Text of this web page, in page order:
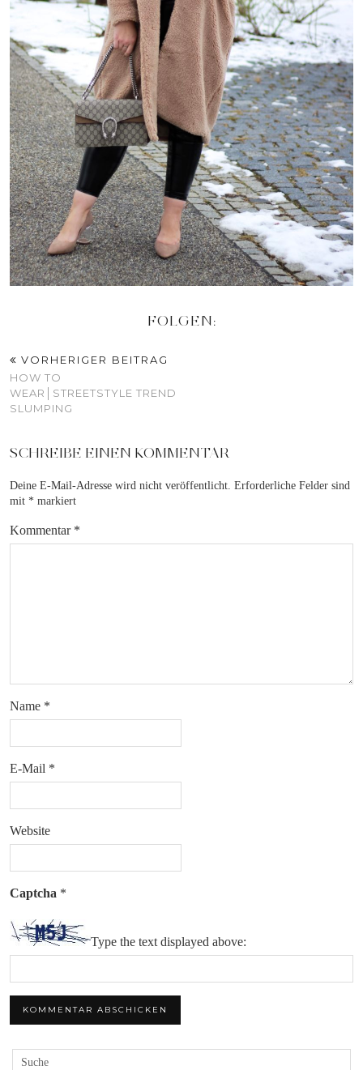
FOLGEN:
VORHERIGER BEITRAG
HOW TO
WEAR│STREETSTYLE TREND
SLUMPING
SCHREIBE EINEN KOMMENTAR
Deine E-Mail-Adresse wird nicht veröffentlicht. Erforderliche Felder sind
mit * markiert
Kommentar *
Name *
E-Mail *
Website
Captcha *
Type the text displayed above: